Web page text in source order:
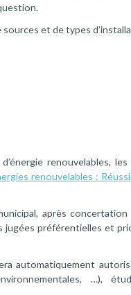
et de types
renouvelables, les
renouvelables :
après
préférentielles et
automatiquement
…),